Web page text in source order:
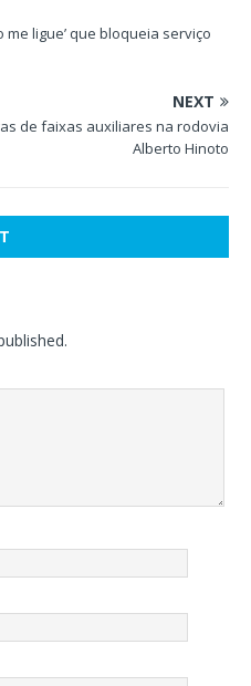
ligue’ que bloqueia serviço
NEXT
de faixas auxiliares na rodovia
Alberto Hinoto